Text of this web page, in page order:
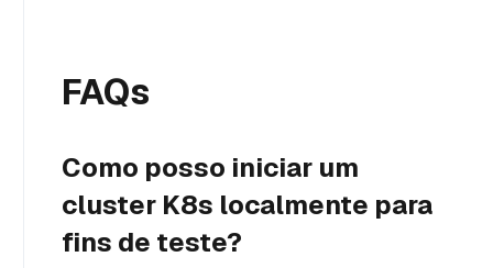
FAQs
Como posso iniciar um
cluster K8s localmente para
fins de teste?